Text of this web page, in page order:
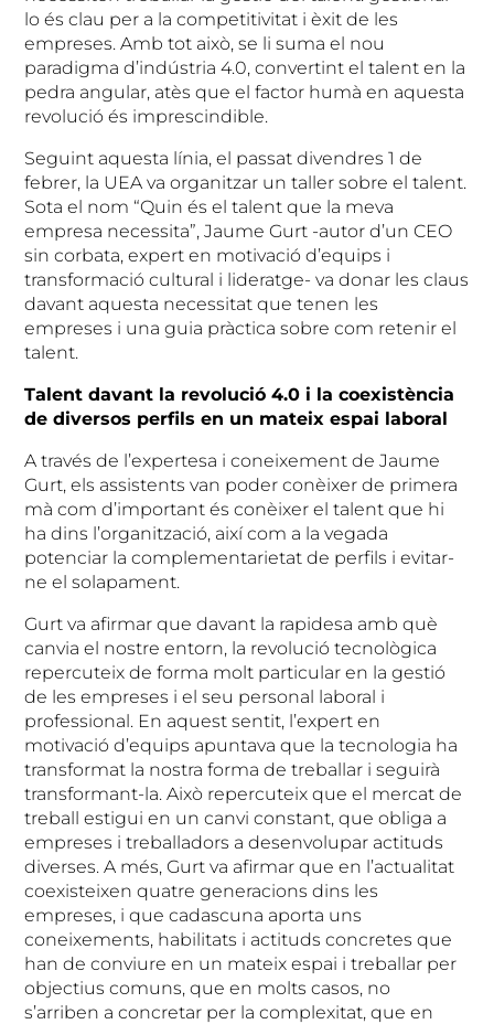
lo és clau per a la competitivitat i èxit de les
empreses. Amb tot això, se li suma el nou
paradigma d’indústria 4.0, convertint el talent en la
pedra angular, atès que el factor humà en aquesta
revolució és imprescindible.
Seguint aquesta línia, el passat divendres 1 de
febrer, la UEA va organitzar un taller sobre el talent.
Sota el nom “Quin és el talent que la meva
empresa necessita”, Jaume Gurt -autor d’un CEO
sin corbata, expert en motivació d’equips i
transformació cultural i lideratge- va donar les claus
davant aquesta necessitat que tenen les
empreses i una guia pràctica sobre com retenir el
talent.
Talent davant la revolució 4.0 i la coexistència
de diversos perfils en un mateix espai laboral
A través de l’expertesa i coneixement de Jaume
Gurt, els assistents van poder conèixer de primera
mà com d’important és conèixer el talent que hi
ha dins l’organització, així com a la vegada
potenciar la complementarietat de perfils i evitar-
ne el solapament.
Gurt va afirmar que davant la rapidesa amb què
canvia el nostre entorn, la revolució tecnològica
repercuteix de forma molt particular en la gestió
de les empreses i el seu personal laboral i
professional. En aquest sentit, l’expert en
motivació d’equips apuntava que la tecnologia ha
transformat la nostra forma de treballar i seguirà
transformant-la. Això repercuteix que el mercat de
treball estigui en un canvi constant, que obliga a
empreses i treballadors a desenvolupar actituds
diverses. A més, Gurt va afirmar que en l’actualitat
coexisteixen quatre generacions dins les
empreses, i que cadascuna aporta uns
coneixements, habilitats i actituds concretes que
han de conviure en un mateix espai i treballar per
objectius comuns, que en molts casos, no
s’arriben a concretar per la complexitat, que en